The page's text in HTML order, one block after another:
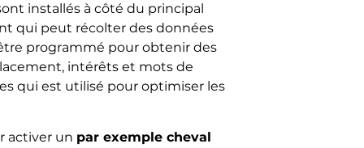
installés à côté du principal
qui peut récolter des données
programmé pour obtenir des
intérêts et mots de
qui est utilisé pour optimiser les
activer un par exemple cheval